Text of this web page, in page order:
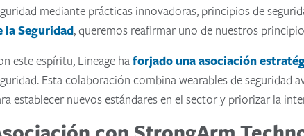
mediante prácticas innovadoras, principios de
la Seguridad, queremos reafirmar uno de nuestros
este espíritu, Lineage haforjado una asociación
Esta colaboración combina wearables de seguridad
establecer nuevos estándares en el sector y priorizar la